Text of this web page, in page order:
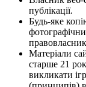
публікації.
Будь-яке
Матеріали
старше 21
викликати